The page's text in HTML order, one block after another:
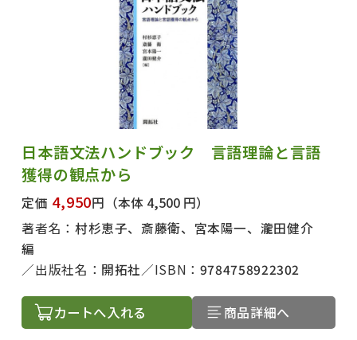
日本語文法ハンドブック 言語理論と言語
獲得の観点から
定価 4,950円 （本体 4,500 円）
著者名： 村杉恵子、斎藤衛、宮本陽一、瀧田健介
編
出版社名： 開拓社 ISBN： 9784758922302
カートへ入れる 商品詳細へ